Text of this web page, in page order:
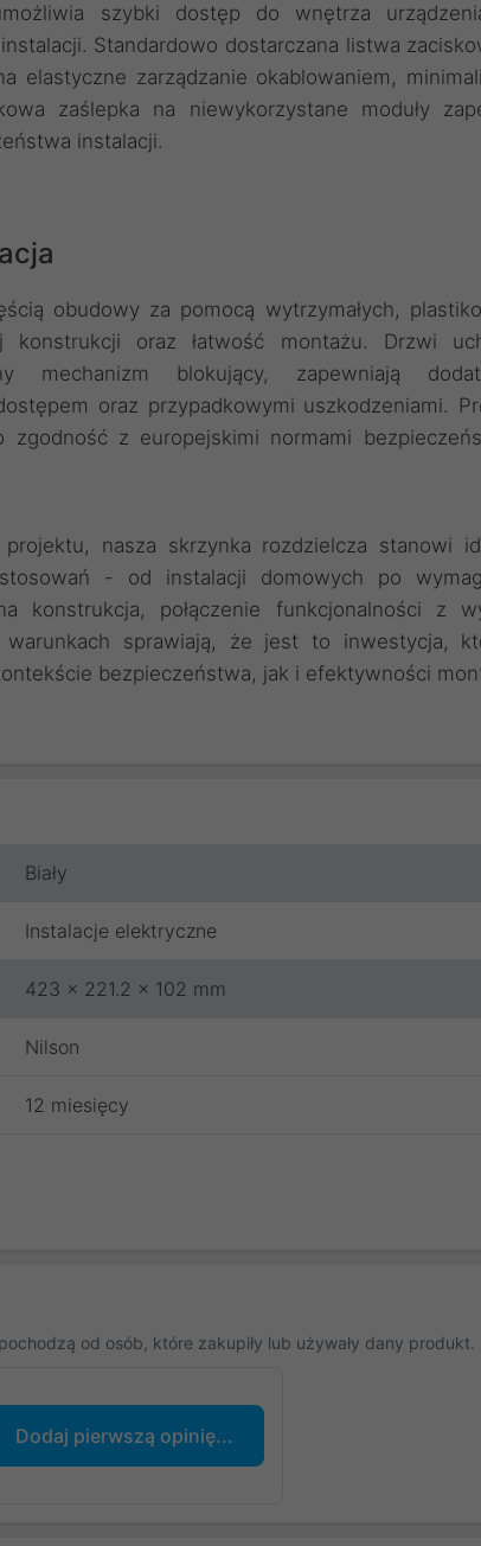
szybki dostęp do wnętrza
Standardowo dostarczana listwa
elastyczne zarządzanie okablowaniem,
zaślepka na niewykorzystane moduły
instalacji.
obudowy za pomocą wytrzymałych,
konstrukcji oraz łatwość montażu. Drzwi
mechanizm blokujący, zapewniają
oraz przypadkowymi uszkodzeniami.
z europejskimi normami
nasza skrzynka rozdzielcza stanowi
- od instalacji domowych po
konstrukcja, połączenie funkcjonalności z
sprawiają, że jest to inwestycja,
bezpieczeństwa, jak i efektywności
Biały
Instalacje elektryczne
423 x 221.2 x 102 mm
Nilson
12 miesięcy
od osób, które zakupiły lub używały dany produkt.
Dodaj pierwszą opinię...